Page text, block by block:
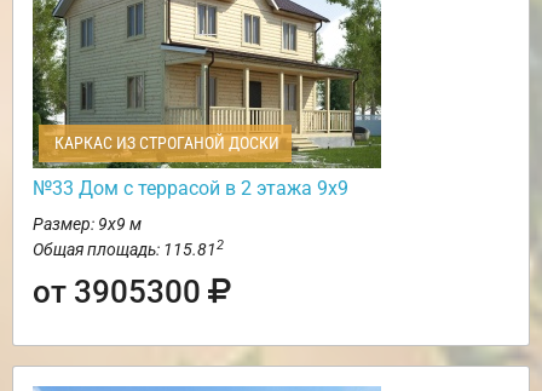
КАРКАС ИЗ СТРОГАНОЙ ДОСКИ
№33 Дом с террасой в 2 этажа 9х9
Размер: 9х9 м
Общая площадь: 115.812
от 3905300